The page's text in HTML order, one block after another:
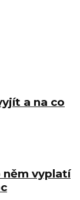
a na co
něm vyplatí